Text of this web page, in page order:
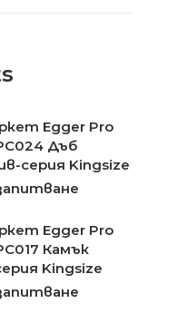
Egger Pro
Дъб
серия Kingsize
Egger Pro
Камък
Kingsize